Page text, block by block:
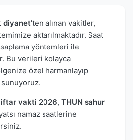
diyanet'ten alınan vakitler,
aktarılmaktadır. Saat
yöntemleri ile
Bu verileri kolayca
özel harmanlayıp,
iftar vakti 2026, THUN sahur
namaz saatlerine